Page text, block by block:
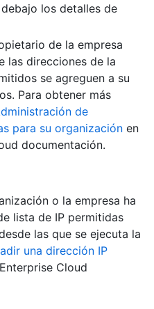
los detalles de
de la empresa
las direcciones de la
se agreguen a su
Para obtener más
de
para su organización en
documentación.
o la empresa ha
lista de IP permitidas
las que se ejecuta la
una dirección IP
Cloud